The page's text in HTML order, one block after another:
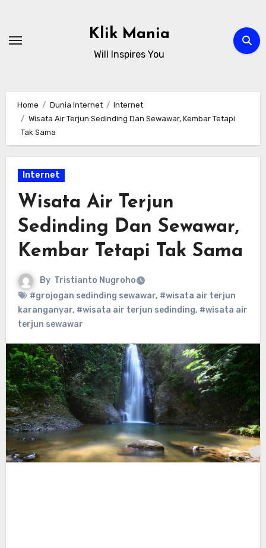
content
Klik Mania
Will Inspires You
Home Dunia Internet
Internet
Wisata Air Terjun Sedinding Dan Sewawar, Kembar Tetapi
Tak Sama
Internet
Wisata Air Terjun
Sedinding Dan Sewawar,
Kembar Tetapi Tak Sama
By Tristianto Nugroho
#grojogan sedinding sewawar, #wisata air terjun
karanganyar, #wisata air terjun sedinding, #wisata air
terjun sewawar